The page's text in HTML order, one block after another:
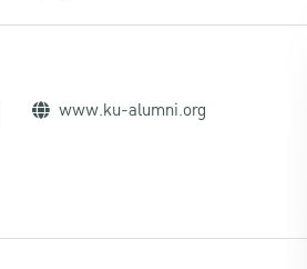
www.ku-alumni.org